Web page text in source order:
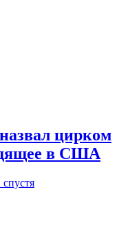
цирком
в США
спустя